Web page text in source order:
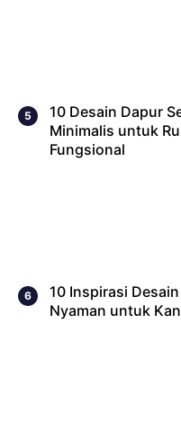
10 Desain Dapur
Minimalis untuk
Fungsional
10 Inspirasi
Nyaman untuk